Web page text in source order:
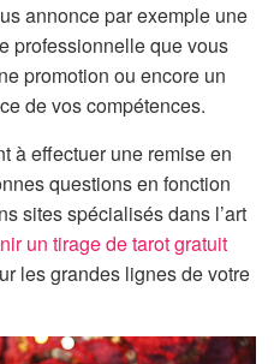
annonce par exemple une
professionnelle que vous
promotion ou encore un
de vos compétences.
à effectuer une remise en
questions en fonction
sites spécialisés dans l’art
un tirage de tarot gratuit
les grandes lignes de votre